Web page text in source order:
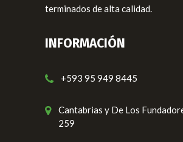
terminados de alta calidad.
INFORMACIÓN
+593 95 949 8445
Cantabrias y De Los
259